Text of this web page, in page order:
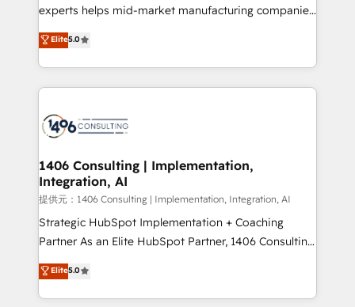
experts helps mid-market manufacturing companies
achieve real growth. We specialize in delivering
tailored solutions that drive results by leveraging
HubSpot’s platform and data to fuel success.
Technical Solutions: - HubSpot Technical Consulting -
Onboarding - Data Migration & Integrations -
Revenue Operations - Inbound Marketing -
Outbound Marketing - HubSpot CMS Website
Design & Development We empower our clients to
reach their full potential by providing transparent,
relationship-driven support. With over 300 HubSpot
technical know-how and strategic guidance you
need to succeed.
Elite5.0
1406 Consulting | Implementation,
Integration, AI
提供元：1406 Consulting | Implementation, Integration, AI
Strategic HubSpot Implementation + Coaching
Partner As an Elite HubSpot Partner, 1406 Consulting
helps mid-market revenue teams transform how
they sell, market, and serve. We don't just build your
HubSpot—we teach your team to own it, then stay
Elite5.0